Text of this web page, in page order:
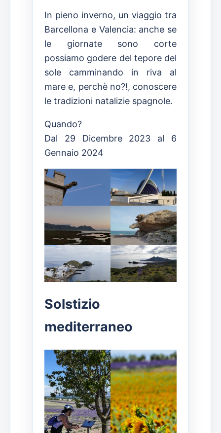
In pieno inverno, un viaggio tra
Barcellona e Valencia: anche se
le giornate sono corte
possiamo godere del tepore del
sole camminando in riva al
mare e, perchè no?!, conoscere
le tradizioni natalizie spagnole.
Quando?
Dal 29 Dicembre 2023 al 6
Gennaio 2024
Solstizio
mediterraneo